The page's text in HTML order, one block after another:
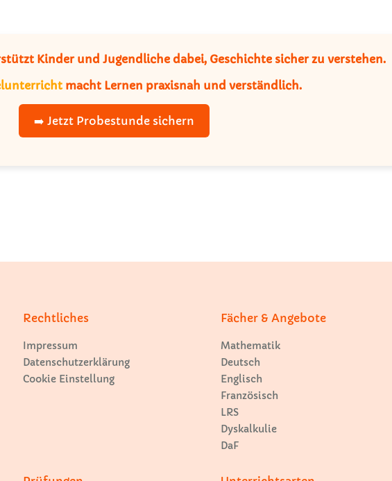
Kinder und Jugendliche dabei, Geschichte sicher zu verstehen.
macht Lernen praxisnah und verständlich.
➡️ Jetzt Probestunde sichern
Rechtliches
Impressum
Datenschutzerklärung
Cookie Einstellung
Fächer & Angebote
Mathematik
Deutsch
Englisch
Französisch
LRS
Dyskalkulie
DaF